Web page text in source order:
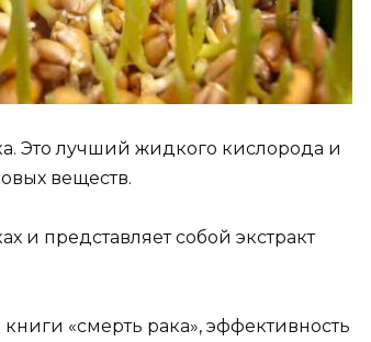
Это лучший жидкого кислорода и
веществ.
и представляет собой экстракт
«смерть рака», эффективность